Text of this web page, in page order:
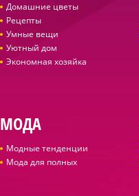
Домашние цветы
Рецепты
Умные вещи
Уютный дом
Экономная хозяйка
МОДА
Модные тенденции
Мода для полных